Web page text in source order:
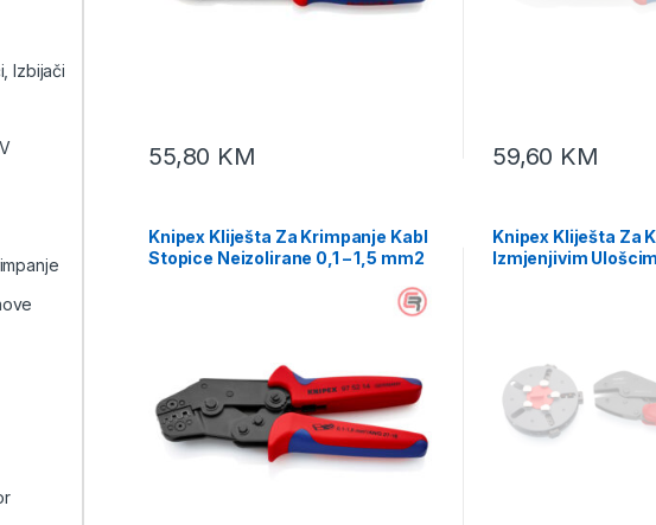
55,80 KM 59,60 KM
Knipex Kliješta Za Krimpanje Kabl
Stopice Neizolirane 0,1 – 1,5 mm2
Knipex Kliješta Za
Izmjenjivim
Izbijači